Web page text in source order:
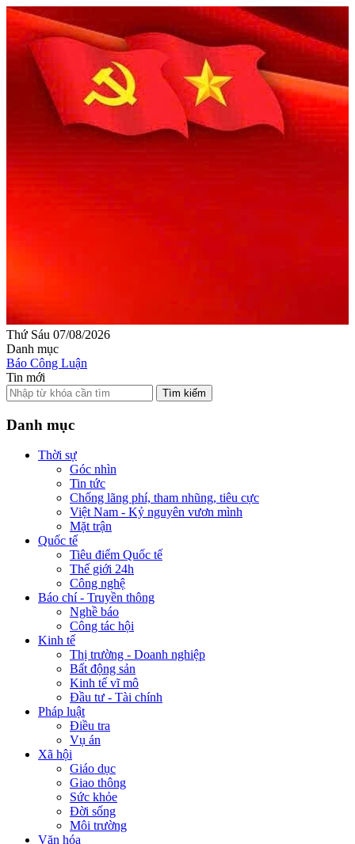
Thứ Sáu 07/08/2026
Danh mục
Báo Công Luận
Tin mới
Tìm kiếm
Danh mục
Thời sự
Góc nhìn
Tin tức
Chống lãng phí, tham nhũng, tiêu cực
Việt Nam - Kỷ nguyên vươn mình
Mặt trận
Quốc tế
Tiêu điểm Quốc tế
Thế giới 24h
Công nghệ
Báo chí - Truyền thông
Nghề báo
Công tác hội
Kinh tế
Thị trường - Doanh nghiệp
Bất động sản
Kinh tế vĩ mô
Đầu tư - Tài chính
Pháp luật
Điều tra
Vụ án
Xã hội
Giáo dục
Giao thông
Sức khỏe
Đời sống
Môi trường
Văn hóa